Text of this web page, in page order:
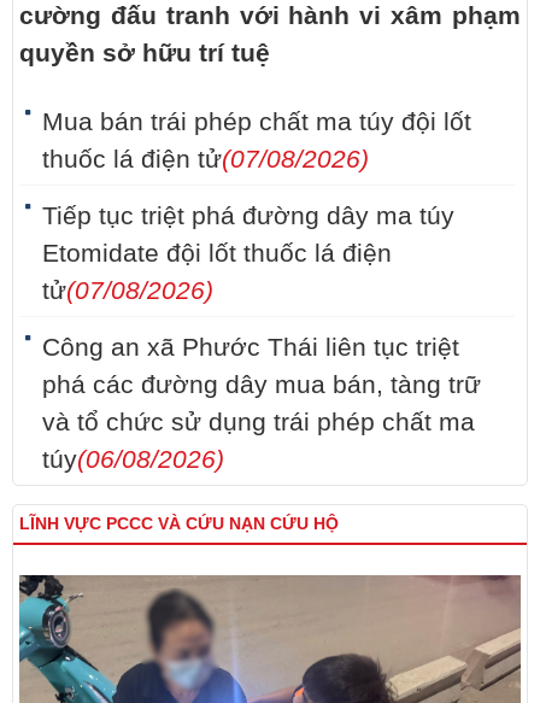
cường đấu tranh với hành vi xâm phạm
quyền sở hữu trí tuệ
Mua bán trái phép chất ma túy đội lốt
thuốc lá điện tử(07/08/2026)
Tiếp tục triệt phá đường dây ma túy
Etomidate đội lốt thuốc lá điện
tử(07/08/2026)
Công an xã Phước Thái liên tục triệt
phá các đường dây mua bán, tàng trữ
và tổ chức sử dụng trái phép chất ma
túy(06/08/2026)
LĨNH VỰC PCCC VÀ CỨU NẠN CỨU HỘ